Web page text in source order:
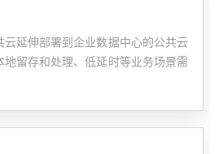
延伸部署到企业数据中心的公共云
留存和处理、低延时等业务场景需